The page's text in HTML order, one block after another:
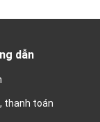
dẫn
thanh toán